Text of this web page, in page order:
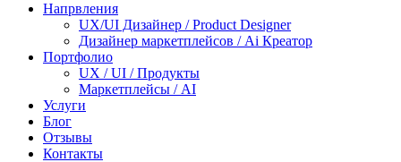
Напрвления
UX/UI Дизайнер / Product Designer
Дизайнер маркетплейсов / Ai Креатор
Портфолио
UX / UI / Продукты
Маркетплейсы / AI
Услуги
Блог
Отзывы
Контакты